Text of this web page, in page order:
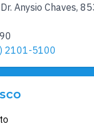
Dr. Anysio Chaves,
2101-5100